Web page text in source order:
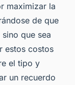
maximizar la
de que
que sea
estos costos
el tipo y
un recuerdo